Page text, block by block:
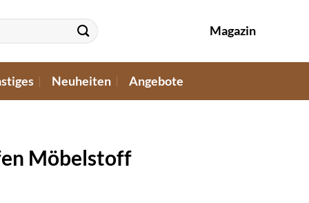
Magazin
Neuheiten Angebote
Möbelstoff